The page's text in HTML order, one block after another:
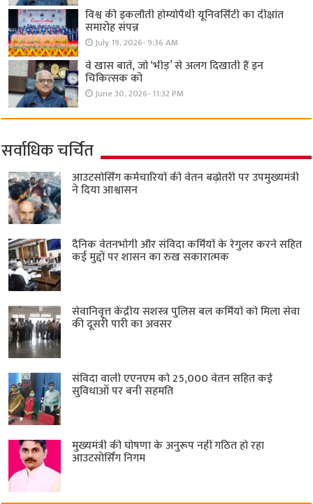
विश्व की इकलौती होम्योपैथी यूनिवर्सिटी का दीक्षांत
समारोह संपन्न
July 19, 2026- 9:36 AM
वे खास बातें, जो ‘भीड़’ से अलग दिखाती हैं इन
चिकित्सक को
June 30, 2026- 11:32 PM
सर्वाधिक चर्चित
आउटसोर्सिंग कर्मचारियों की वेतन बढ़ोतरी पर उपमुख्यमंत्री
ने दिया आश्वासन
दैनिक वेतनभोगी और संविदा कर्मियों के रेगुलर करने सहित
कई मुद्दों पर शासन का रुख सकारात्मक
सेवानिवृत्त केंद्रीय सशस्त्र पुलिस बल ​कर्मियों को मिला सेवा
की दूसरी पारी का अवसर
संविदा वाली एएनएम को 25,000 वेतन सहित कई
सुविधाओं पर बनी सहमति
मुख्यमंत्री की घोषणा के अनुरूप नहीं गठित हो रहा
आउटसोर्सिंग निगम